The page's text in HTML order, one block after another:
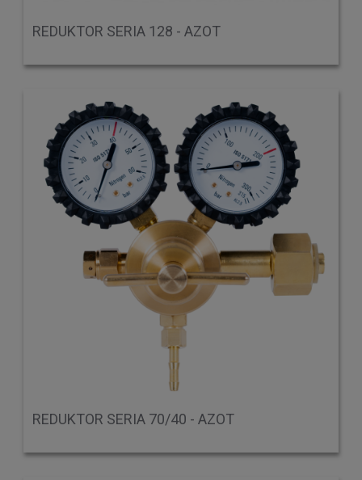
REDUKTOR SERIA 128 - AZOT
REDUKTOR SERIA 70/40 - AZOT